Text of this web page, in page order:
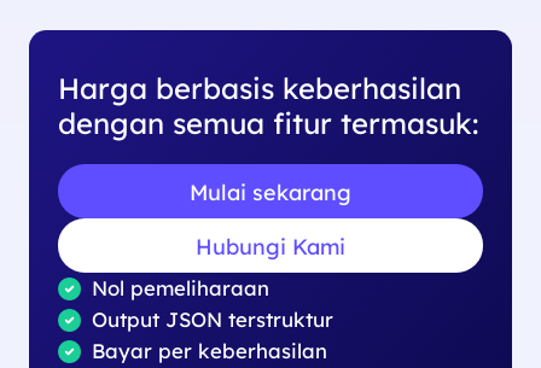
Harga berbasis keberhasilan
dengan semua fitur termasuk:
Mulai sekarang
Hubungi Kami
Nol pemeliharaan
Output JSON terstruktur
Bayar per keberhasilan